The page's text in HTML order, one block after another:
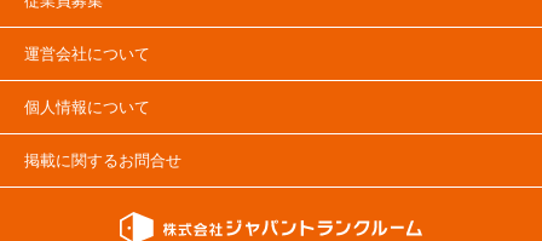
運営会社について
個人情報について
掲載に関するお問合せ